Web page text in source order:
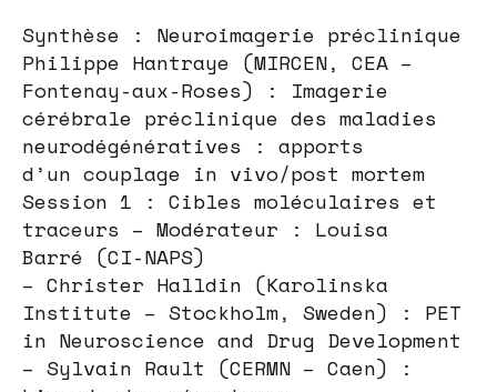
Synthèse : Neuroimagerie préclinique
Philippe Hantraye (MIRCEN, CEA –
Fontenay-aux-Roses) : Imagerie
cérébrale préclinique des maladies
neurodégénératives : apports
d’un couplage in vivo/post mortem
Session 1 : Cibles moléculaires et
traceurs – Modérateur : Louisa
Barré (CI-NAPS)
– Christer Halldin (Karolinska
Institute – Stockholm, Sweden) : PET
in Neuroscience and Drug Development
– Sylvain Rault (CERMN – Caen) :